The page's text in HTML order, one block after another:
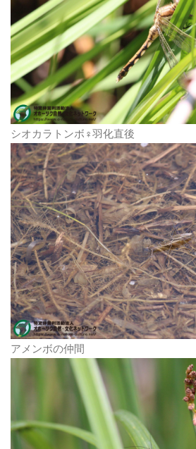
シオカラトンボ♀羽化直後
アメンボの仲間